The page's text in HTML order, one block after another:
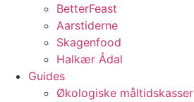
BetterFeast
Aarstiderne
Skagenfood
Halkær Ådal
Guides
Økologiske måltidskasser